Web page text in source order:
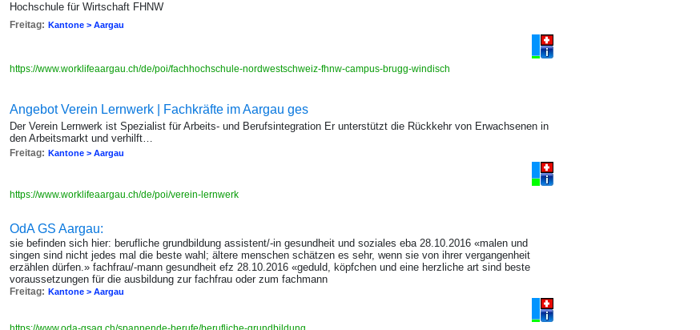
Hochschule für Wirtschaft FHNW
Freitag: Kantone > Aargau
https://www.worklifeaargau.ch/de/poi/fachhochschule-nordwestschweiz-fhnw-campus-brugg-windisch
Angebot Verein Lernwerk | Fachkräfte im Aargau ges
Der Verein Lernwerk ist Spezialist für Arbeits- und Berufsintegration Er unterstützt die Rückkehr von Erwachsenen in
den Arbeitsmarkt und verhilft…
Freitag: Kantone > Aargau
https://www.worklifeaargau.ch/de/poi/verein-lernwerk
OdA GS Aargau:
sie befinden sich hier: berufliche grundbildung assistent/-in gesundheit und soziales eba 28.10.2016 «malen und
singen sind nicht jedes mal die beste wahl; ältere menschen schätzen es sehr, wenn sie von ihrer vergangenheit
erzählen dürfen.» fachfrau/-mann gesundheit efz 28.10.2016 «geduld, köpfchen und eine herzliche art sind beste
voraussetzungen für die ausbildung zur fachfrau oder zum fachmann
Freitag: Kantone > Aargau